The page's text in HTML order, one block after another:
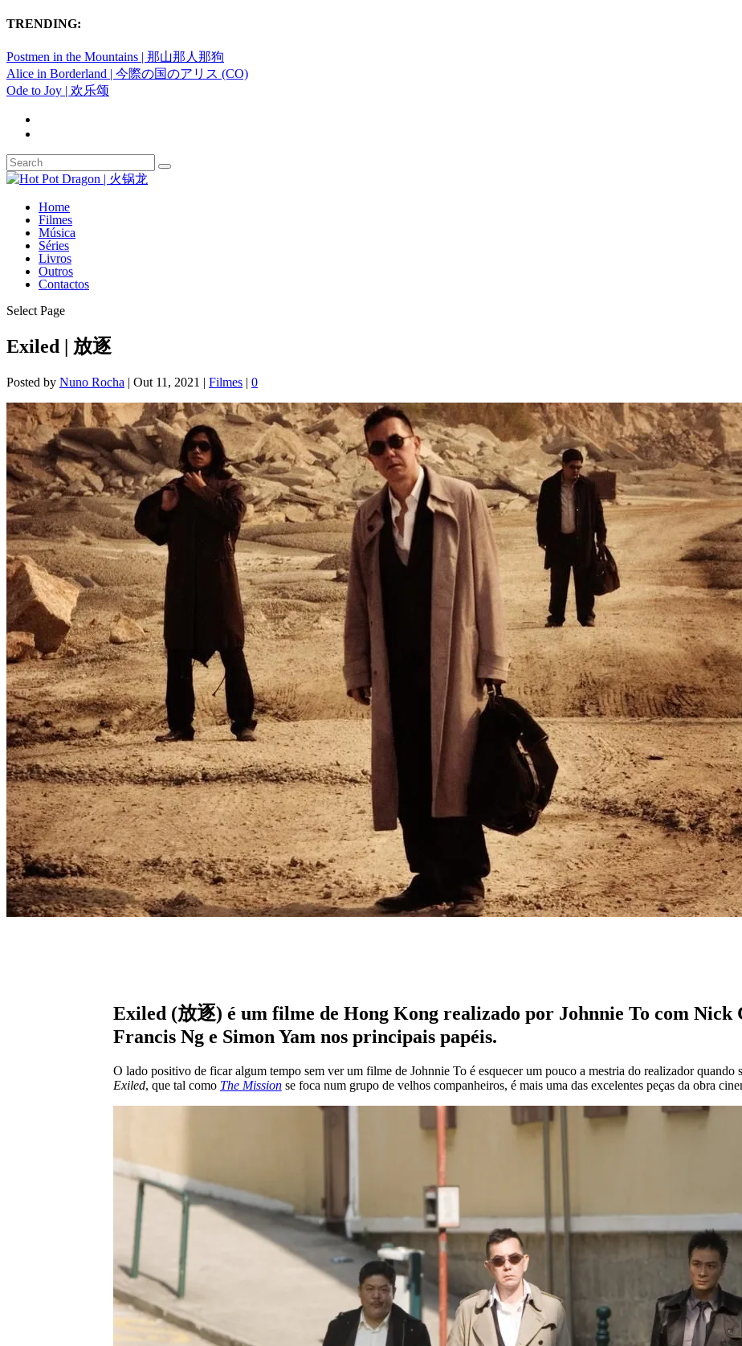
TRENDING:
Postmen in the Mountains | 那山那人那狗
Alice in Borderland | 今際の国のアリス (CO)
Ode to Joy | 欢乐颂
Home
Filmes
Música
Séries
Livros
Outros
Contactos
Select Page
Exiled | 放逐
Posted by Nuno Rocha | Out 11, 2021 | Filmes | 0
Exiled (放逐) é um filme de Hong Kong realizado por Johnnie To com Nick
Francis Ng e Simon Yam nos principais papéis.
O lado positivo de ficar algum tempo sem ver um filme de Johnnie To é esquecer um pouco a mestria do realizador quando
Exiled, que tal como The Missionse foca num grupo de velhos companheiros, é mais uma das excelentes peças da obra